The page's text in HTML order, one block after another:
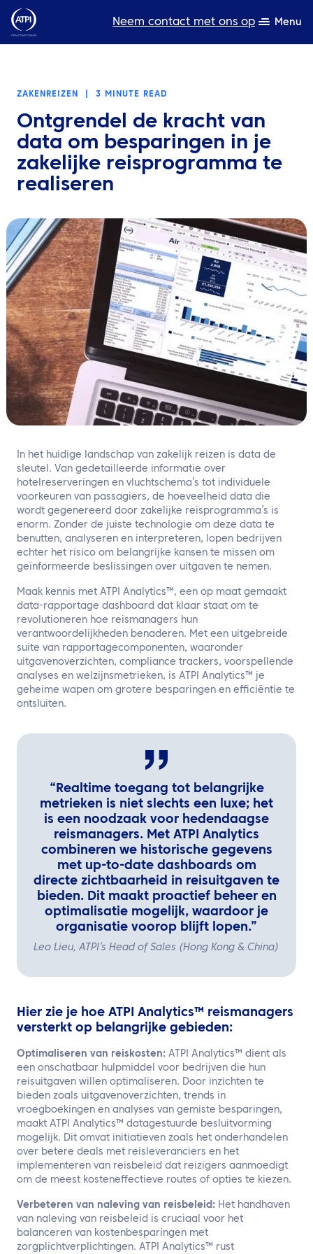
Neem contact met ons op Menu
Over ons
Producten
TravelHub Login
Zoeken
Neem contact met ons op
NL
ZAKENREIZEN 3 MINUTE READ
Ontgrendel de kracht van
data om besparingen in je
zakelijke reisprogramma te
realiseren
In het huidige landschap van zakelijk reizen is data de
sleutel. Van gedetailleerde informatie over
hotelreserveringen en vluchtschema’s tot individuele
voorkeuren van passagiers, de hoeveelheid data die
wordt gegenereerd door zakelijke reisprogramma’s is
enorm. Zonder de juiste technologie om deze data te
benutten, analyseren en interpreteren, lopen bedrijven
echter het risico om belangrijke kansen te missen om
geïnformeerde beslissingen over uitgaven te nemen.
Maak kennis met ATPI Analytics™, een op maat gemaakt
data-rapportage dashboard dat klaar staat om te
revolutioneren hoe reismanagers hun
verantwoordelijkheden benaderen. Met een uitgebreide
suite van rapportagecomponenten, waaronder
uitgavenoverzichten, compliance trackers, voorspellende
analyses en welzijnsmetrieken, is ATPI Analytics™ je
geheime wapen om grotere besparingen en efficiëntie te
ontsluiten.
“Realtime toegang tot belangrijke
metrieken is niet slechts een luxe; het
is een noodzaak voor hedendaagse
reismanagers. Met ATPI Analytics
combineren we historische gegevens
met up-to-date dashboards om
directe zichtbaarheid in reisuitgaven te
bieden. Dit maakt proactief beheer en
optimalisatie mogelijk, waardoor je
organisatie voorop blijft lopen.”
Leo Lieu, ATPI’s Head of Sales (Hong Kong & China)
Hier zie je hoe ATPI Analytics™ reismanagers
versterkt op belangrijke gebieden:
Optimaliseren van reiskosten: ATPI Analytics™ dient als
een onschatbaar hulpmiddel voor bedrijven die hun
reisuitgaven willen optimaliseren. Door inzichten te
bieden zoals uitgavenoverzichten, trends in
vroegboekingen en analyses van gemiste besparingen,
maakt ATPI Analytics™ datagestuurde besluitvorming
mogelijk. Dit omvat initiatieven zoals het onderhandelen
over betere deals met reisleveranciers en het
implementeren van reisbeleid dat reizigers aanmoedigt
om de meest kosteneffectieve routes of opties te kiezen.
Verbeteren van naleving van reisbeleid: Het handhaven
van naleving van reisbeleid is cruciaal voor het
balanceren van kostenbesparingen met
zorgplichtverplichtingen. ATPI Analytics™ rust